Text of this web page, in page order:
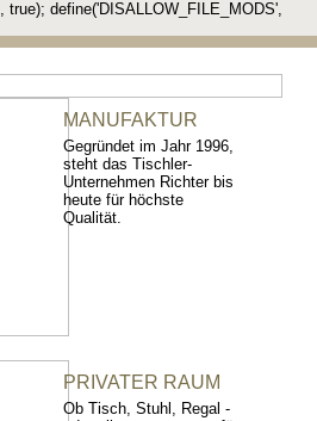
true); define('DISALLOW_FILE_MODS',
MANUFAKTUR
Gegründet im Jahr 1996,
steht das Tischler-
Unternehmen Richter bis
heute für höchste
Qualität.
PRIVATER RAUM
Ob Tisch, Stuhl, Regal -